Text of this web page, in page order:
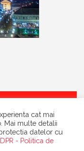
cat mai
Mai multe detalii
datelor cu
- Politica de